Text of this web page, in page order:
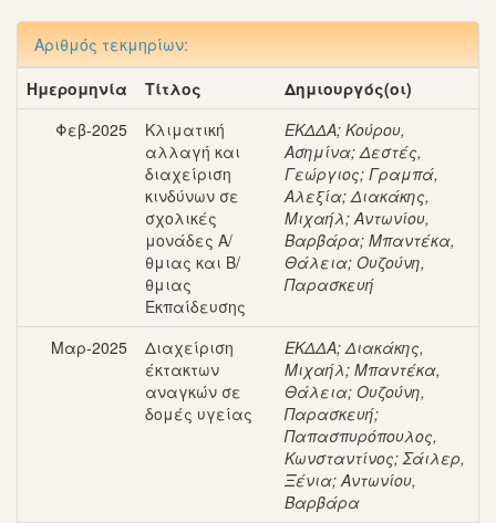
Αριθμός τεκμηρίων:
Ημερομηνία
Τίτλος
Δημιουργός(οι)
Φεβ-2025
Κλιματική
αλλαγή και
διαχείριση
κινδύνων σε
σχολικές
μονάδες Α/
θμιας και Β/
θμιας
Εκπαίδευσης
ΕΚΔΔΑ; Κούρου,
Ασημίνα;Δεστές,
Γεώργιος; Γραμπά,
Αλεξία;Διακάκης,
Μιχαήλ;Αντωνίου,
Βαρβάρα; Μπαντέκα,
Θάλεια; Ουζούνη,
Παρασκευή
Μαρ-2025
Διαχείριση
έκτακτων
αναγκών σε
δομές υγείας
ΕΚΔΔΑ;Διακάκης,
Μιχαήλ; Μπαντέκα,
Θάλεια; Ουζούνη,
Παρασκευή;
Παπασπυρόπουλος,
Κωνσταντίνος;Σάιλερ,
Ξένια;Αντωνίου,
Βαρβάρα